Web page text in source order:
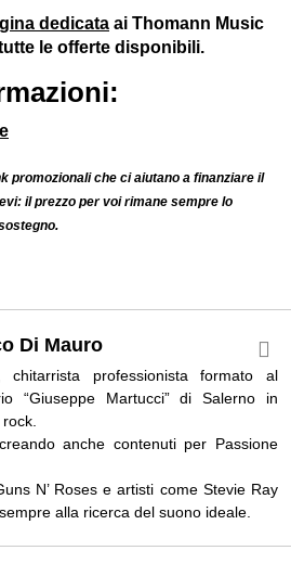
dedicata ai Thomann Music
le offerte disponibili.
promozionali che ci aiutano a finanziare il
il prezzo per voi rimane sempre lo
Di Mauro
chitarrista professionista formato al
“Giuseppe Martucci” di Salerno in
anche contenuti per Passione
N’ Roses e artisti come Stevie Ray
alla ricerca del suono ideale.